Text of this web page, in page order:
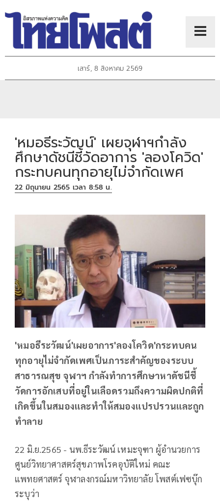
เสาร์, 8 สิงหาคม 2569
'หมอธีระวัฒน์' เผยจุฬาฯกำลัง
ศึกษาดัชนีชี้วัดอาการ 'ลองโควิด'
กระทบคนทุกอายุไม่จำกัดเพศ
22 มิถุนายน 2565 เวลา 8:58 น.
'หมอธีระวัฒน์'เผยอาการ'ลองโควิด'กระทบคน
ทุกอายุไม่จำกัดเพศเป็นภาระสำคัญของระบบ
สาธารณสุข จุฬาฯ กำลังทำการศึกษาหาดัชนีชี้
วัดการอักเสบที่อยู่ในเลือดรวมถึงความผิดปกติที่
เกิดขึ้นในสมองและทำให้สมองแปรปรวนและถูก
ทำลาย
22 มิ.ย.2565 - นพ.ธีระวัฒน์ เหมะจุฑา ผู้อำนวยการ
ศูนย์วิทยาศาสตร์สุขภาพโรคอุบัติใหม่ คณะ​
แพทยศาสตร์ จุฬาลงกรณ์มหาวิทยาลัย โพสต์เฟซบุ๊ก
ระบุว่า